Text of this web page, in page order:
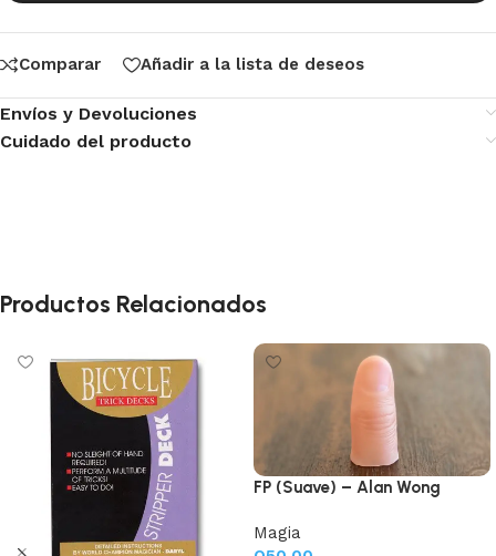
Comparar Añadir a la lista de deseos
Envíos y Devoluciones
Cuidado del producto
Productos Relacionados
FP (Suave) – Alan Wong
Magia